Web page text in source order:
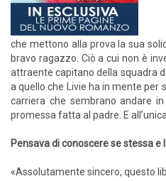
che mettono alla prova la sua
bravo ragazzo. Ciò a cui non è
attraente capitano della squadra
a quello che Livie ha in mente per
carriera che sembrano andare
promessa fatta al padre. E
Pensava di conoscere se stessa
«Assolutamente sincero, questo